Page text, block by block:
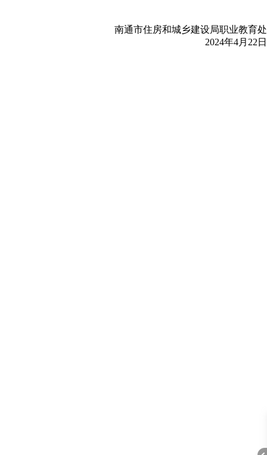
南通市住房和城乡建设局职业教育处
2024年4月22日